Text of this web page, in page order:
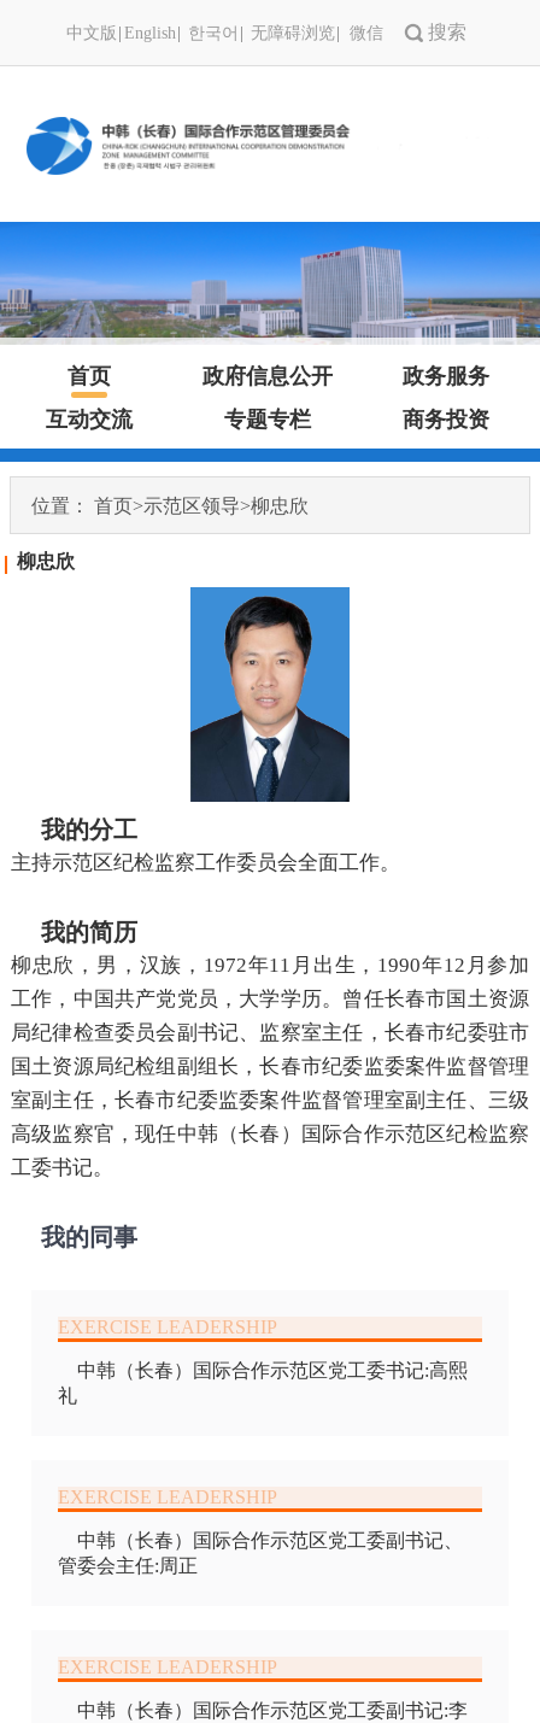
中文版 English 한국어 无障碍浏览 微信
首页 政府信息公开
政务服务
互动交流
专题专栏 商务投资
位置：首页>示范区领导>柳忠欣
柳忠欣
我的分工
主持示范区纪检监察工作委员会全面工作。
我的简历
柳忠欣，男，汉族，1972年11月出生，1990年12月参加
工作，中国共产党党员，大学学历。曾任长春市国土资源
局纪律检查委员会副书记、监察室主任，长春市纪委驻市
国土资源局纪检组副组长，长春市纪委监委案件监督管理
室副主任，长春市纪委监委案件监督管理室副主任、三级
高级监察官，现任中韩（长春）国际合作示范区纪检监察
工委书记。
我的同事
中韩（长春）国际合作示范区党工委书记:高熙
礼
中韩（长春）国际合作示范区党工委副书记、
管委会主任:周正
中韩（长春）国际合作示范区党工委副书记:李